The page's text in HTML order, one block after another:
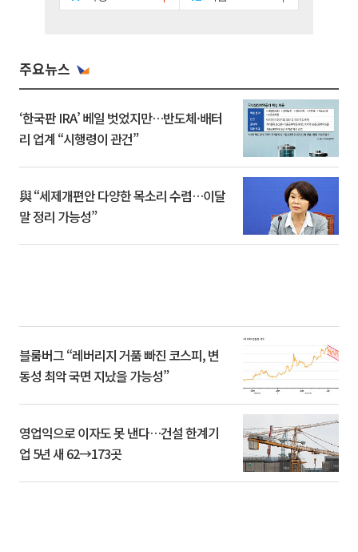
주요뉴스
‘한국판 IRA’ 베일 벗었지만…반도체·배터
리 업계 “시행령이 관건”
與 “세제개편안 다양한 목소리 수렴…이달
말 정리 가능성”
블룸버그 “레버리지 거품 빠진 코스피, 변
동성 최악 국면 지났을 가능성”
영업익으로 이자도 못 낸다…건설 한계기
업 5년 새 62→173곳